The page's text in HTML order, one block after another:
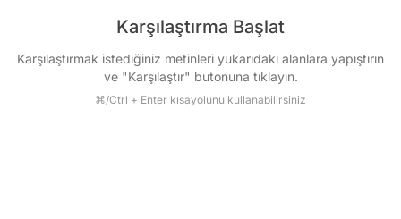
Karşılaştırma Başlat
Karşılaştırmak istediğiniz metinleri yukarıdaki alanlara yapıştırın
ve "Karşılaştır" butonuna tıklayın.
⌘/Ctrl + Enter kısayolunu kullanabilirsiniz